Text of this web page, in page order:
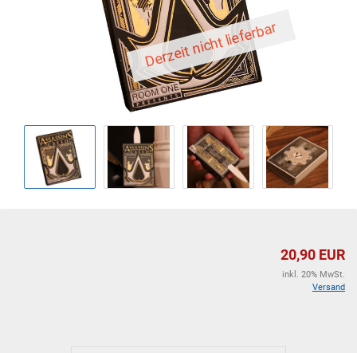
Derzeit nicht lieferbar
20,90 EUR
inkl. 20% MwSt.
Versand